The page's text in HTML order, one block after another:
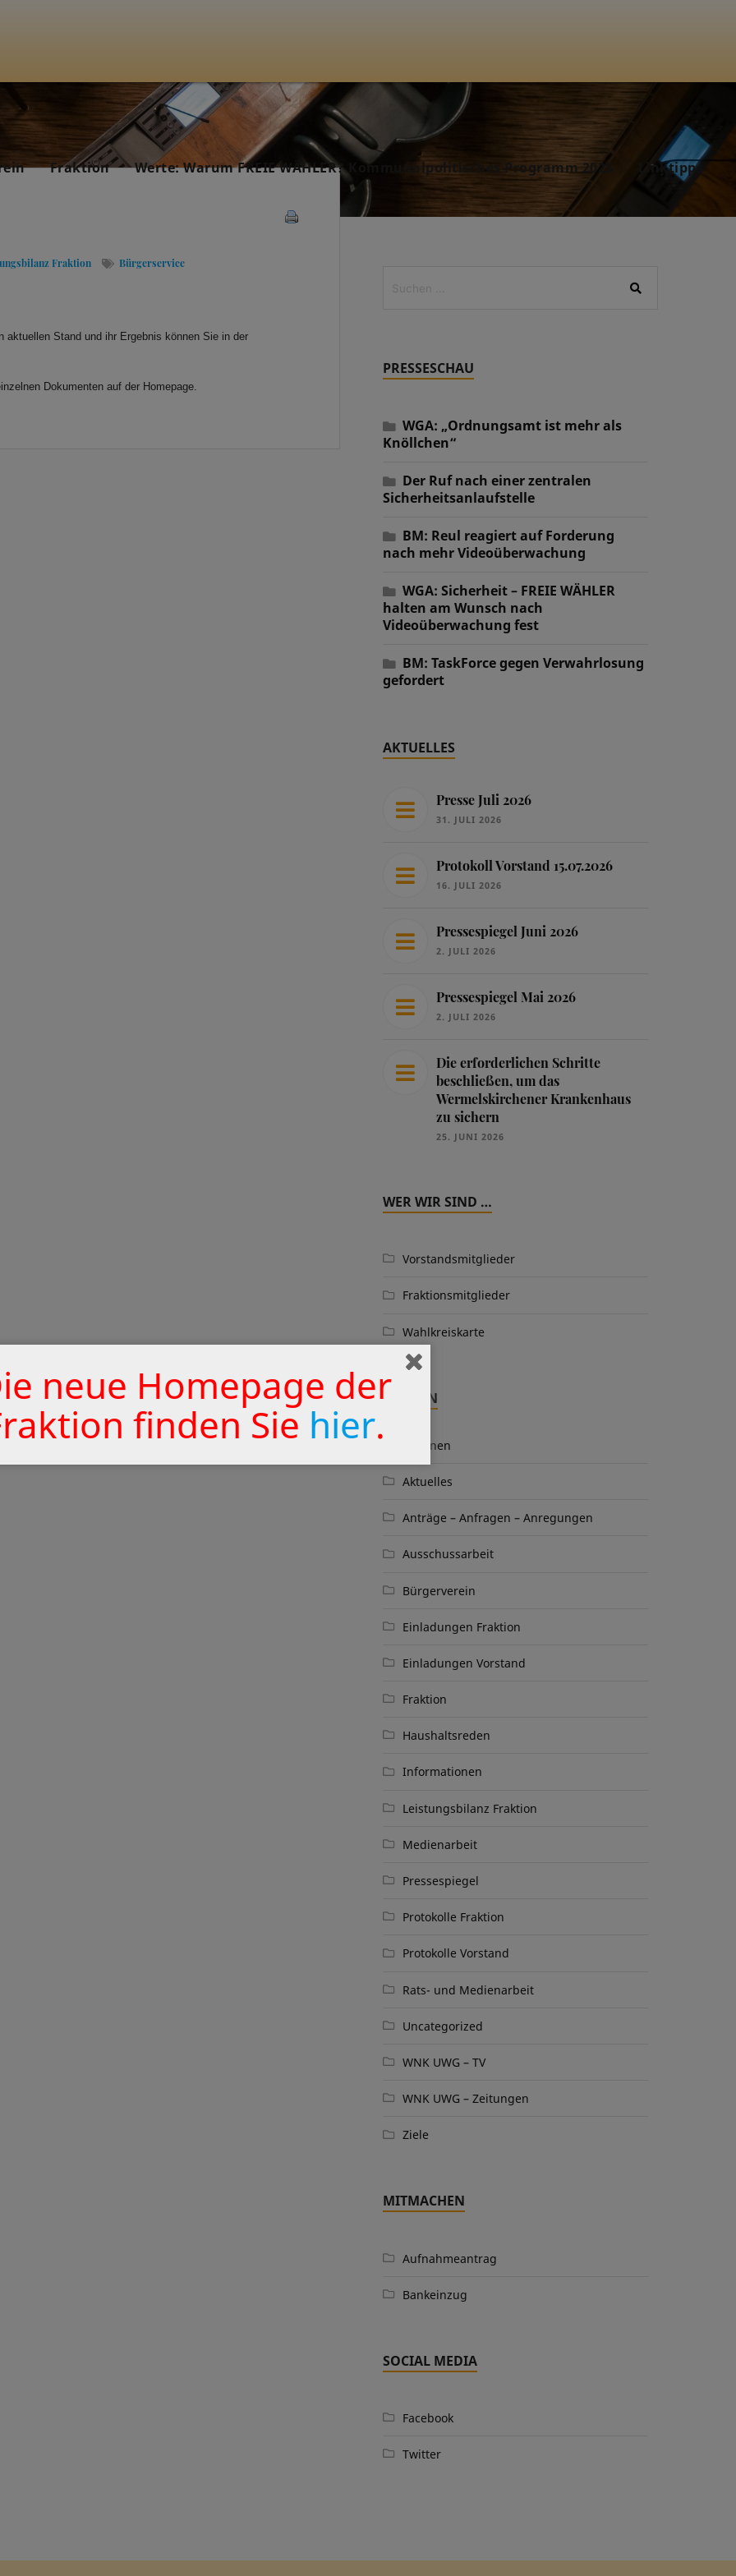
Fraktion Werte: Warum FREIE WÄHLER? Kommunalpolitisches Programm 2025 Linktipps
Fraktion Bürgerservice
Stand und ihr Ergebnis können Sie in der
Dokumenten auf der Homepage.
PRESSESCHAU
WGA: „Ordnungsamt ist mehr als
Knöllchen“
Der Ruf nach einer zentralen
Sicherheitsanlaufstelle
BM: Reul reagiert auf Forderung
nach mehr Videoüberwachung
WGA: Sicherheit – FREIE WÄHLER
halten am Wunsch nach
Videoüberwachung fest
BM: TaskForce gegen Verwahrlosung
gefordert
AKTUELLES
Presse Juli 2026
31. JULI 2026
Protokoll Vorstand 15.07.2026
16. JULI 2026
Pressespiegel Juni 2026
2. JULI 2026
Pressespiegel Mai 2026
2. JULI 2026
Die erforderlichen Schritte
beschließen, um das
Wermelskirchener Krankenhaus
zu sichern
25. JUNI 2026
WER WIR SIND …
Vorstandsmitglieder
Fraktionsmitglieder
Wahlkreiskarte
THEMEN
Aktionen
Aktuelles
Anträge – Anfragen – Anregungen
Ausschussarbeit
Bürgerverein
Einladungen Fraktion
Einladungen Vorstand
Fraktion
Haushaltsreden
Informationen
Leistungsbilanz Fraktion
Medienarbeit
Pressespiegel
Protokolle Fraktion
Protokolle Vorstand
Rats- und Medienarbeit
Uncategorized
WNK UWG – TV
WNK UWG – Zeitungen
Ziele
MITMACHEN
Aufnahmeantrag
Bankeinzug
SOCIAL MEDIA
Facebook
Twitter
neue Homepage der
finden Sie hier.